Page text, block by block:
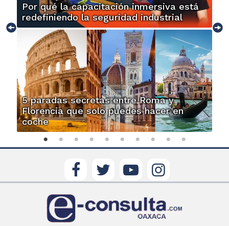
Por qué la capacitación inmersiva está
redefiniendo la seguridad industrial
5 paradas secretas entre Roma y
Florencia que solo puedes hacer en
coche